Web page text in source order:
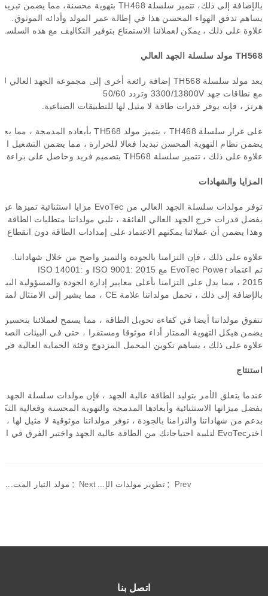
بالإضافة إلى ذلك، تتميز سلسلة بتهوية محسنة، مما يضمن تبريدا
يساهم تدفق الهواء المحسن هذا في إطالة عمر المولد وأدائه الموثوق
علاوة على ذلك ، يمكن لعملائنا الاستمتاع بتوفير التكاليف مع هذه
TH568 مولد سلسلة الجهد العالي
يعد مولد سلسلة إضافة رائعة أخرى إلى مجموعة الجهد العالي
مع نطاقات جهد وتردد
هرتز ، فإنه يوفر قدرات طاقة لا مثيل لها للتطبيقات الصناعية
على غرار سلسلة ، يتميز مولد بأبعاده المدمجة ، مما
يضمن نظام التهوية المحسن تبديدا فعالا للحرارة ، مما يضمن التشغيل
علاوة على ذلك ، تتميز سلسلة بتصميم فريد وحاصل على براءة
المزايا والشهادات
توفر مولدات سلسلة الجهد العالي من مزايا استثنائية تميزها عن
بفضل قدرات خرج الجهد العالي الفائقة ، تلبي مولداتنا متطلبات الطاقة
وهذا يضمن أن عملائنا يمكنهم الاعتماد على إمدادات الطاقة دون انقطاع
علاوة على ذلك ، فإن التزامنا بالجودة والتميز واضح من خلال شهاداتنا
تم اعتماد مع و ISO 14001:
2015 ، مما يدل على التزامنا بأعلى معايير إدارة الجودة والمسؤولية
بالإضافة إلى ذلك ، تحمل مولداتنا علامة ، مما يشير إلى الامتثال
تتفوق مولداتنا أيضا في كفاءة تحويل الطاقة ، مما يسمح لعملائنا بتحسين
يضمن هيكل التهوية الممتاز أداء موثوقا ومستقرا ، حتى في البيئات
علاوة على ذلك ، يساهم تكوين المحمل المزدوج وفئة الحماية العالية في
استنتاج
عندما يتعلق الأمر بتوليد الطاقة عالية الجهد ، فإن مولدات سلسلة الجهد
بفضل ميزاتها الاستثنائية وأبعادها المدمجة والتهوية المحسنة وفعالية
بدعم من شهاداتنا والتزامنا بالجودة ، توفر مولداتنا موثوقية لا مثيل لها ،
اختر EvoTec لتلبية احتياجاتك من الطاقة عالية الجهد واختبر الفرق في
Next： مولد التيار المت... Prev： تطوير مولدات الإ...
اتصل بنا